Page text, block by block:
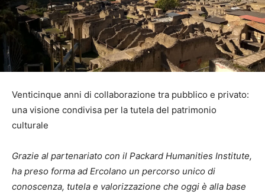
Venticinque anni di collaborazione tra pubblico e privato:
una visione condivisa per la tutela del patrimonio
culturale
Grazie al partenariato con il Packard Humanities Institute,
ha preso forma ad Ercolano un percorso unico di
conoscenza, tutela e valorizzazione che oggi è alla base